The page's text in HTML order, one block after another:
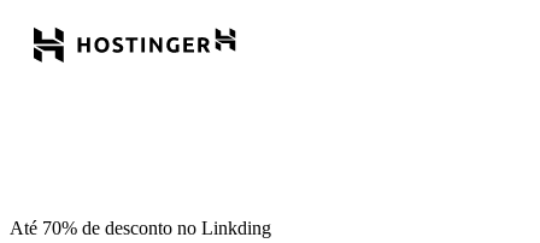
Até 70% de desconto no Linkding